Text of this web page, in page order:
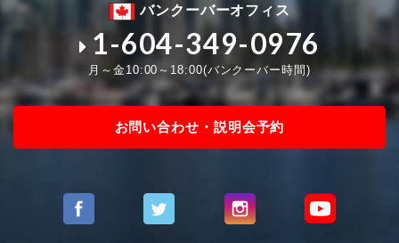
バンクーバーオフィス
1-604-349-0976
月～金10:00～18:00(バンクーバー時間)
お問い合わせ・説明会予約